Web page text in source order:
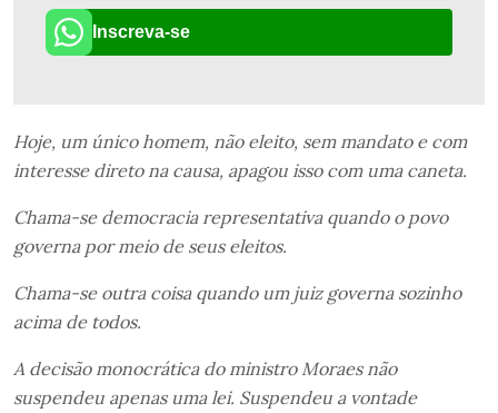
Inscreva-se
Hoje, um único homem, não eleito, sem mandato e com
interesse direto na causa, apagou isso com uma caneta.
Chama-se democracia representativa quando o povo
governa por meio de seus eleitos.
Chama-se outra coisa quando um juiz governa sozinho
acima de todos.
A decisão monocrática do ministro Moraes não
suspendeu apenas uma lei. Suspendeu a vontade